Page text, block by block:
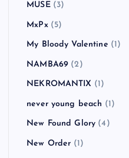
MUSE(3)
MxPx(5)
My Bloody Valentine (1)
NAMBA69 (2)
NEKROMANTIX (1)
never young beach (1)
New Found Glory (4)
New Order (1)